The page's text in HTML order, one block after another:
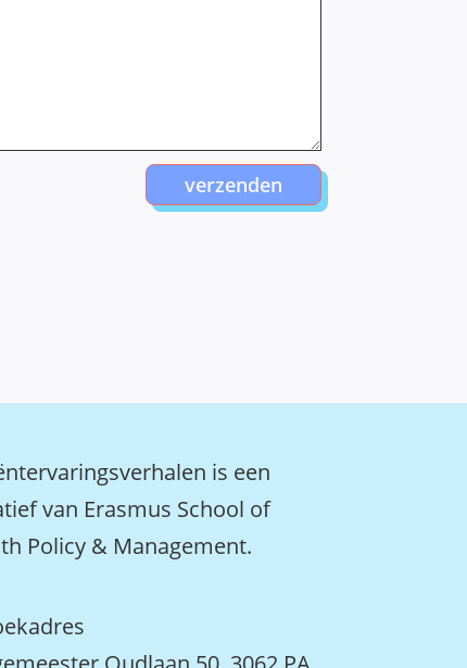
verzenden
is een
van Erasmus School of
Policy & Management.